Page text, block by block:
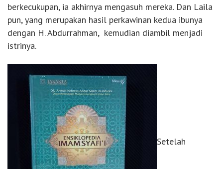
berkecukupan, ia akhirnya mengasuh mereka. Dan Laila
pun, yang merupakan hasil perkawinan kedua ibunya
dengan H. Abdurrahman, kemudian diambil menjadi
istrinya.
Setelah